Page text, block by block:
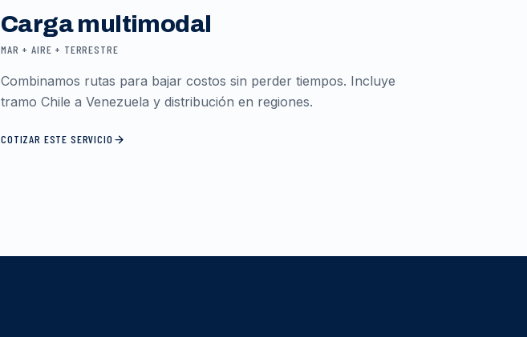
Carga multimodal
MAR + AIRE + TERRESTRE
Combinamos rutas para bajar costos sin perder tiempos. Incluye
tramo Chile a Venezuela y distribución en regiones.
COTIZAR ESTE SERVICIO